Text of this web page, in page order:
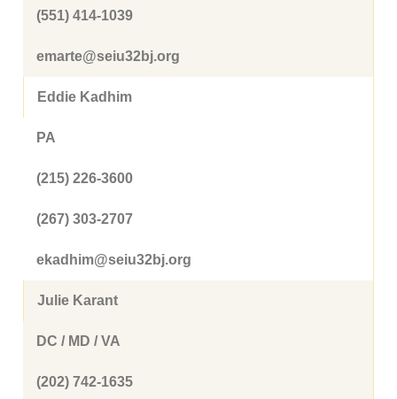
(551) 414-1039
emarte@seiu32bj.org
Eddie Kadhim
PA
(215) 226-3600
(267) 303-2707
ekadhim@seiu32bj.org
Julie Karant
DC / MD / VA
(202) 742-1635